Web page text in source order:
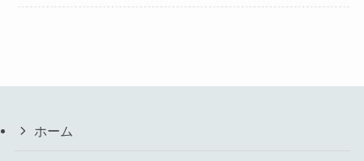
ホーム